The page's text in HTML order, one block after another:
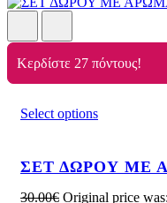
Κερδίστε 27 πόντους!
Select options
ΣΕΤ ΔΩΡΟΥ ΜΕ
30.00€ Original price